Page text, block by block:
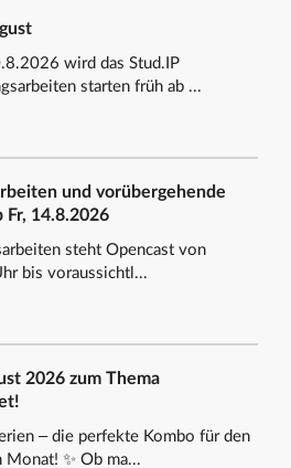
wird das Stud.IP
starten früh ab ...
und vorübergehende
14.8.2026
steht Opencast von
bis voraussichtl...
2026 zum Thema
– die perfekte Kombo für den
✨ Ob ma...